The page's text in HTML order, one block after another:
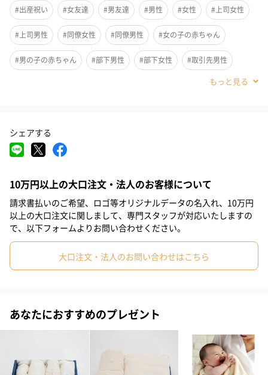
です。ハーフサイズなので、お子さまを首元から足先までしっか
り覆うことができます。化学繊維特有の肌触りが苦手な方や、静
電気が気になる方にも快適な寝心地をお届けします。
綿毛布は、綿（コットン）から作られた毛布で、起毛処理を施し
織りあげているのでボリュームがあります。1年を通してお使いい
ただけ、ご自宅での洗濯ができるのでいつでも清潔に保つことが
だけます。
オーガニック認定商品
「SpinBaby（スピンベビー）」のオーガニック商品は、日本でも
ク認証を取得しています。洗う度にふんわりとした心地よさが増
していきます。
#出産祝い #女友達 #男友達 #男性 #女性 #上司女性
#上司男性 #同僚女性 #同僚男性 #女の子の赤ちゃん
#男の子の赤ちゃん #部下男性 #部下女性 #取引先男性
#20代後半
シェアする
10万円以上の大口注文・法人のお客様について
請求書払いのご希望、ロゴ等オリジナルデータの名入れ、10万円
以上の大口注文に関しまして、専門スタッフが対応いたしますの
で、以下フォームよりお問い合わせください。
大口注文・法人のお問い合わせはこちら
あなたにおすすめのプレゼント